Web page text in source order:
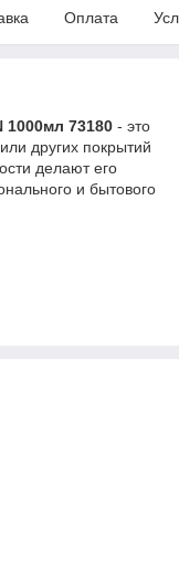
Оплата
1000мл 73180 - это
других покрытий
делают его
и бытового